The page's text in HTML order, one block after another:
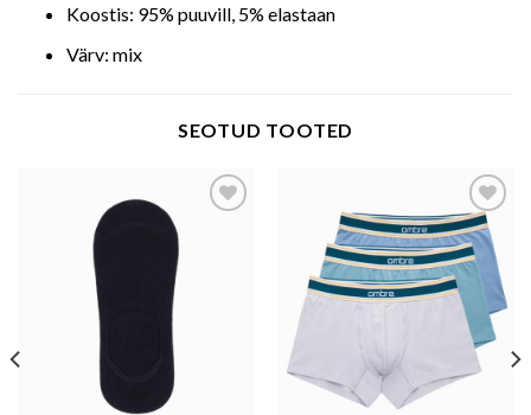
Koostis: 95% puuvill, 5% elastaan
Värv: mix
SEOTUD TOOTED
Add to wishlist Add to wishlist